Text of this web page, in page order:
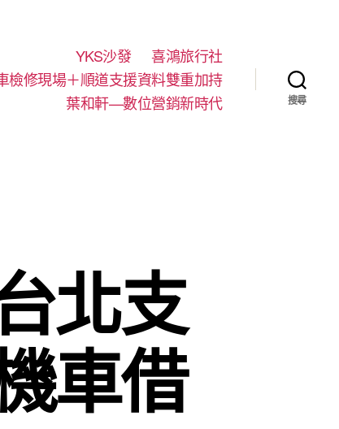
YKS沙發
喜鴻旅行社
檢修現場＋順道支援資料雙重加持
葉和軒—數位營銷新時代
搜尋
北支
車借